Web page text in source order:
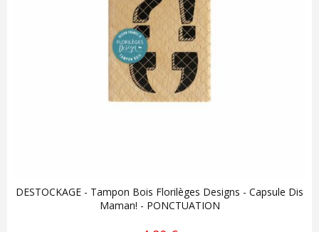
DESTOCKAGE - Tampon Bois Florilèges Designs - Capsule Dis
Maman! - PONCTUATION